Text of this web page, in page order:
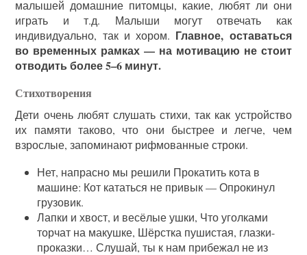
малышей домашние питомцы, какие, любят ли они
играть и т.д. Малыши могут отвечать как
индивидуально, так и хором. Главное, оставаться
во временных рамках — на мотивацию не стоит
отводить более 5–6 минут.
Стихотворения
Дети очень любят слушать стихи, так как устройство
их памяти таково, что они быстрее и легче, чем
взрослые, запоминают рифмованные строки.
Нет, напрасно мы решили Прокатить кота в
машине: Кот кататься не привык — Опрокинул
грузовик.
Лапки и хвост, и весёлые ушки, Что уголками
торчат на макушке, Шёрстка пушистая, глазки-
проказки… Слушай, ты к нам прибежал не из